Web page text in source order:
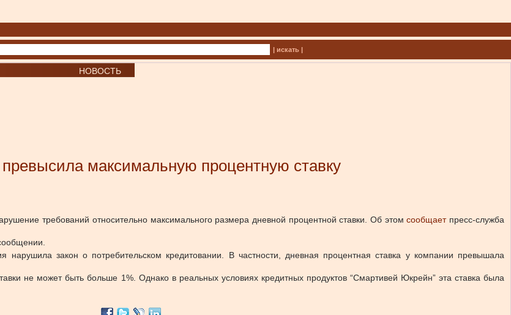
| искать |
НОВОСТЬ
максимальную процентную ставку
требований относительно максимального размера дневной процентной ставки. Об этом сообщает пресс-служба
закон о потребительском кредитовании. В частности, дневная процентная ставка у компании превышала
не может быть больше 1%. Однако в реальных условиях кредитных продуктов “Смартивей Юкрейн” эта ставка была